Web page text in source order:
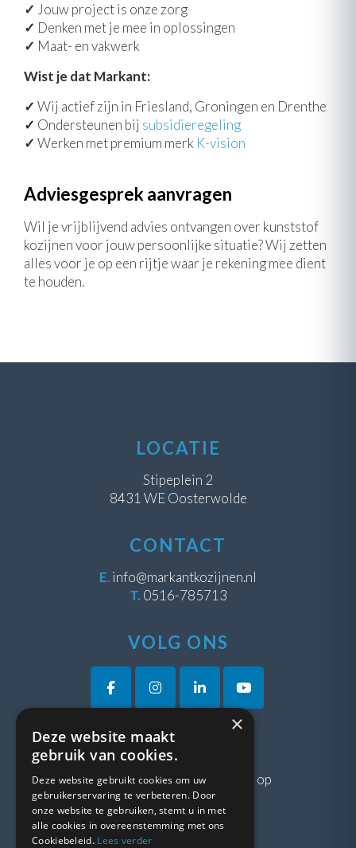
✓ Jouw project is onze zorg
✓ Denken met je mee in oplossingen
✓ Maat- en vakwerk
Wist je dat Markant:
✓ Wij actief zijn in Friesland, Groningen en Drenthe
✓ Ondersteunen bij subsidieregeling
✓ Werken met premium merk K-vision
Adviesgesprek aanvragen
Wil je vrijblijvend advies ontvangen over kunststof
kozijnen voor jouw persoonlijke situatie? Wij zetten
alles voor je op een rijtje waar je rekening mee dient
te houden.
LOCATIE
Stipeplein 2
8431 WE Oosterwolde
CONTACT
E.info@markantkozijnen.nl
T. 0516-785713
VOLG ONS
VRAGEN?
Neem gerustcontactmet ons op
LINKS
×
Deze website maakt
gebruik van cookies.
Deze website gebruikt cookies om uw
gebruikerservaring te verbeteren. Door
onze website te gebruiken, stemt u in met
alle cookies in overeenstemming met ons
Cookiebeleid. Lees verder